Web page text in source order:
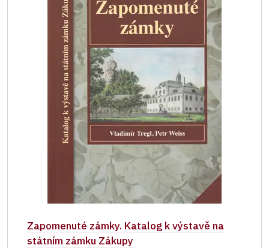
Zapomenuté zámky. Katalog k výstavě na
státním zámku Zákupy